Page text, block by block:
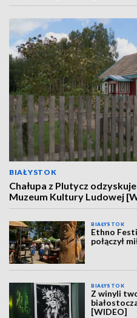
BIAŁYSTOK
Chałupa z Plutycz
Muzeum Kultury Ludowej
BIAŁYSTOK
Ethno
połączył
BIAŁYSTOK
Z winyli
[WIDEO]